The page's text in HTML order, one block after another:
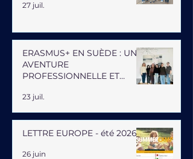
27 juil.
ERASMUS+ EN SUÈDE : UNE
AVENTURE
PROFESSIONNELLE ET
23 juil.
LETTRE EUROPE - été 2026
26 juin